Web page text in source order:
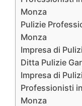
Monza
Pulizie
Monza
Impresa di
Ditta Pulizie
Impresa di
Professionisti
Monza